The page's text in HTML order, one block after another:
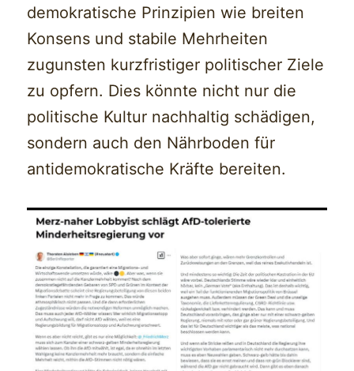
demokratische Prinzipien wie breiten
Konsens und stabile Mehrheiten
zugunsten kurzfristiger politischer Ziele
zu opfern. Dies könnte nicht nur die
politische Kultur nachhaltig schädigen,
sondern auch den Nährboden für
antidemokratische Kräfte bereiten.